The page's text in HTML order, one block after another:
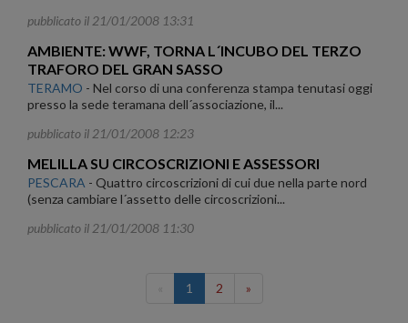
pubblicato il 21/01/2008 13:31
AMBIENTE: WWF, TORNA L´INCUBO DEL TERZO
TRAFORO DEL GRAN SASSO
TERAMO - Nel corso di una conferenza stampa tenutasi oggi
presso la sede teramana dell´associazione, il...
pubblicato il 21/01/2008 12:23
MELILLA SU CIRCOSCRIZIONI E ASSESSORI
PESCARA - Quattro circoscrizioni di cui due nella parte nord
(senza cambiare l´assetto delle circoscrizioni...
pubblicato il 21/01/2008 11:30
1 2 »